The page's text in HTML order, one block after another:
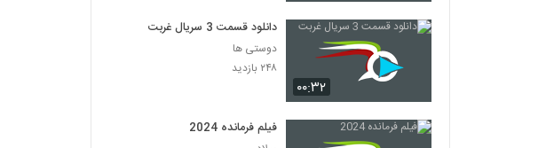
۰۰:۳۲
دانلود قسمت 3 سریال غربت
دوستی ها
۲۴۸ بازدید
فیلم فرمانده 2024